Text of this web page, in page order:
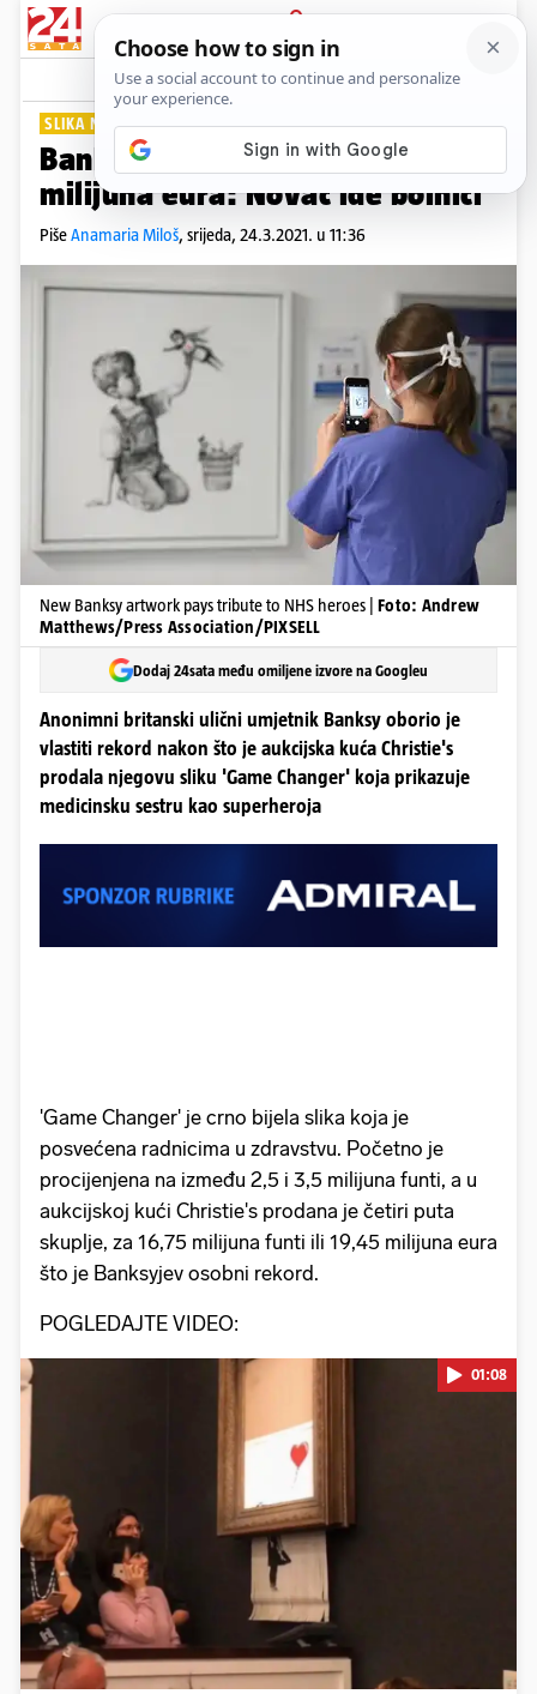
PRIJAVA
Lifestyle Komentari
SLIKA NADE
Banksyjeva slika prodana za 20
milijuna eura: Novac ide bolnici
PišeAnamaria Miloš, srijeda, 24.3.2021. u 11:36
New Banksy artwork pays tribute to NHS heroes | Foto: Andrew
Matthews/Press Association/PIXSELL
Dodaj 24sata među omiljene izvore na Googleu
Anonimni britanski ulični umjetnik Banksy oborio je
vlastiti rekord nakon što je aukcijska kuća Christie's
prodala njegovu sliku 'Game Changer' koja prikazuje
medicinsku sestru kao superheroja
'Game Changer' je crno bijela slika koja je
posvećena radnicima u zdravstvu. Početno je
procijenjena na između 2,5 i 3,5 milijuna funti, a u
aukcijskoj kući Christie's prodana je četiri puta
skuplje, za 16,75 milijuna funti ili 19,45 milijuna eura
što je Banksyjev osobni rekord.
POGLEDAJTE VIDEO:
Pokretanje videa...
01:08